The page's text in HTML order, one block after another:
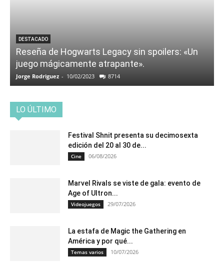
DESTACADO
Reseña de Hogwarts Legacy sin spoilers: «Un
juego mágicamente atrapante».
Jorge Rodriguez - 10/02/2023 8714
LO ÚLTIMO
Festival Shnit presenta su decimosexta
edición del 20 al 30 de...
Cine 06/08/2026
Marvel Rivals se viste de gala: evento de
Age of Ultron...
Videojuegos 29/07/2026
La estafa de Magic the Gathering en
América y por qué...
Temas varios 10/07/2026